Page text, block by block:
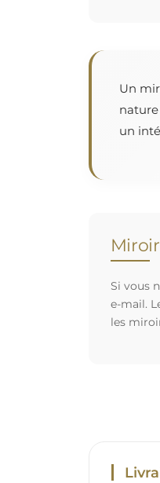
Un
un
Si vous
e-mail.
les